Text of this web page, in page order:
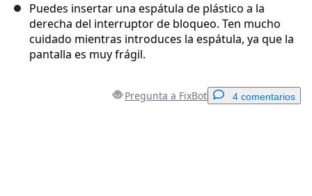
Puedes insertar una espátula de plástico a la
derecha del interruptor de bloqueo. Ten mucho
cuidado mientras introduces la espátula, ya que la
pantalla es muy frágil.
Pregunta a FixBot 4 comentarios